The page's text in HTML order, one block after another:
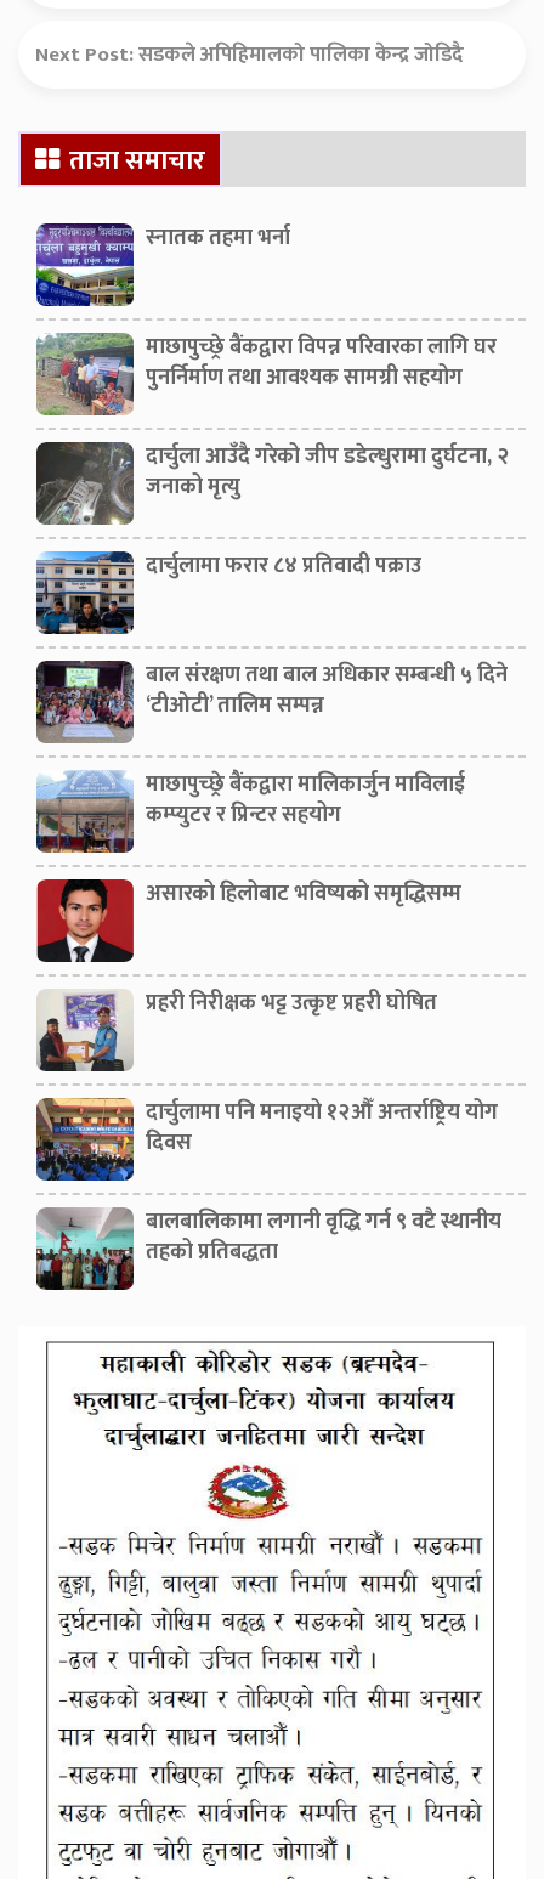
Next Post:सडकले अपिहिमालको पालिका केन्द्र जोडिदै
Secondary
Sidebarताजा समाचार
स्नातक तहमा भर्ना
माछापुच्छ्रे बैंकद्वारा विपन्न परिवारका लागि घर
पुनर्निर्माण तथा आवश्यक सामग्री सहयोग
दार्चुला आउँदै गरेको जीप डडेल्धुरामा दुर्घटना, २
जनाको मृत्यु
दार्चुलामा फरार ८४ प्रतिवादी पक्राउ
बाल संरक्षण तथा बाल अधिकार सम्बन्धी ५ दिने
‘टीओटी’ तालिम सम्पन्न
माछापुच्छ्रे बैंकद्वारा मालिकार्जुन माविलाई
कम्प्युटर र प्रिन्टर सहयोग
असारको हिलोबाट भविष्यको समृद्धिसम्म
प्रहरी निरीक्षक भट्ट उत्कृष्ट प्रहरी घोषित
दार्चुलामा पनि मनाइयो १२औँ अन्तर्राष्ट्रिय योग
दिवस
बालबालिकामा लगानी वृद्धि गर्न ९ वटै स्थानीय
तहको प्रतिबद्धता